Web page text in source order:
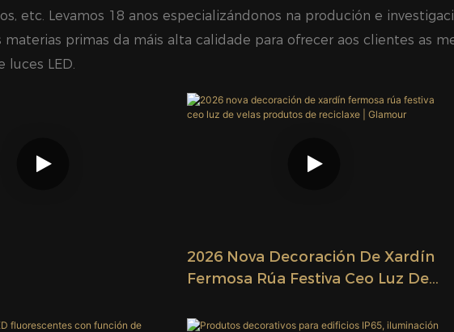
etc. Levamos 18 anos especializándonos na produción e
materias primas da máis alta calidade para ofrecer aos clientes as
luces LED.
2026 Nova Decoración De Xardín
Fermosa Rúa Festiva Ceo Luz De
Glamour